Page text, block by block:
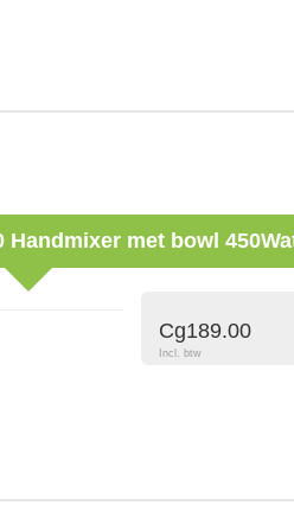
Handmixer met bowl
Cg189.00
Incl. btw